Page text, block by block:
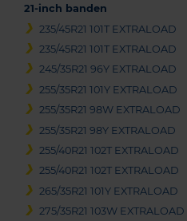
21-inch banden
235/45R21 101T EXTRALOAD
235/45R21 101T EXTRALOAD
245/35R21 96Y EXTRALOAD
255/35R21 101Y EXTRALOAD
255/35R21 98W EXTRALOAD
255/35R21 98Y EXTRALOAD
255/40R21 102T EXTRALOAD
255/40R21 102T EXTRALOAD
265/35R21 101Y EXTRALOAD
275/35R21 103W EXTRALOAD